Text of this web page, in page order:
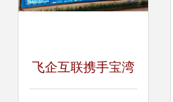
飞企互联携手宝湾